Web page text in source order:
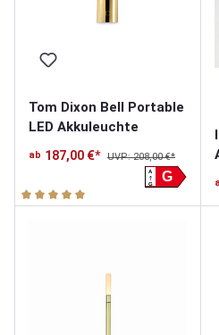
Tom Dixon Bell Portable
LED Akkuleuchte
ab 187,00 €* UVP: 208,00 €*
G
A
G
Durchschnittliche Bewertung